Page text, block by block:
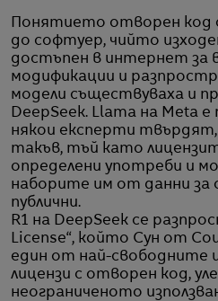
Понятието отворен код
до софтуер, чийто
достъпен в интернет за
модификации и
модели съществуваха и
DeepSeek. Llama на Meta
някои експерти твърдят,
такъв, тъй като
определени употреби и
наборите им от данни за
публични.
R1 на DeepSeek се
License“, който Сун от
един от най-свободните
лицензи с отворен код,
неограниченото